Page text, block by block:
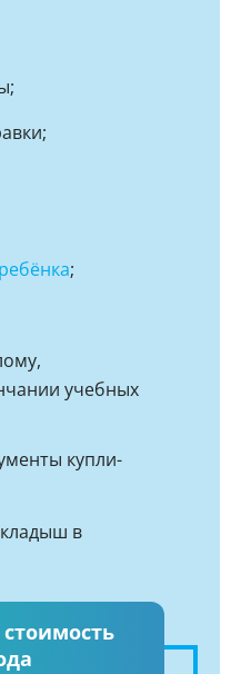
;
учебных
купли-
в